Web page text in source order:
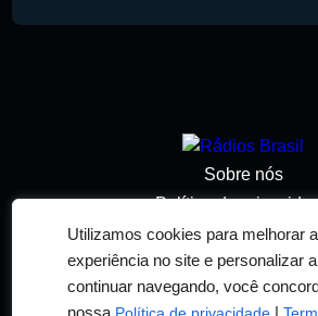
Utilizamos cookies para melhorar
experiência no site e personalizar
continuar navegando, você
nossa
|
Sobre nós
Política de
Termos de serviço
Adicionar rádio
Contato